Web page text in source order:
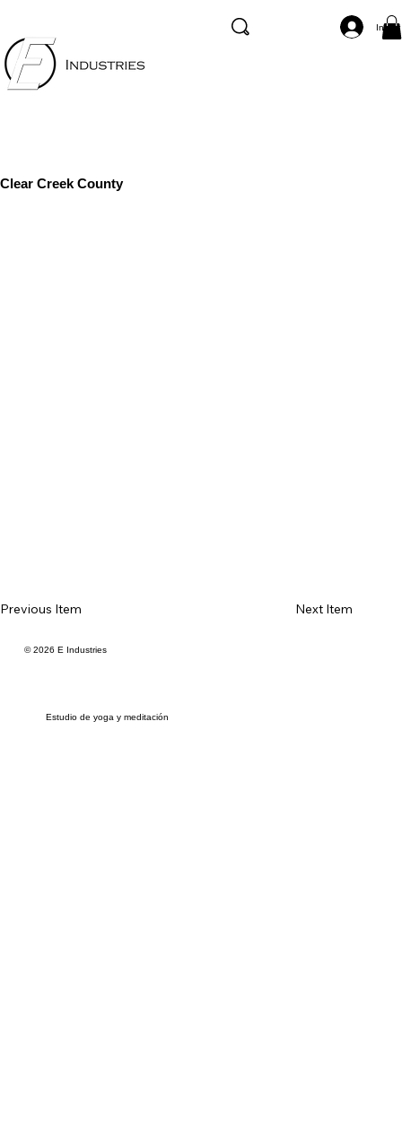
Clear Creek County
Previous Item Next Item
Estudio de yoga y meditación
© 2026 E Industries